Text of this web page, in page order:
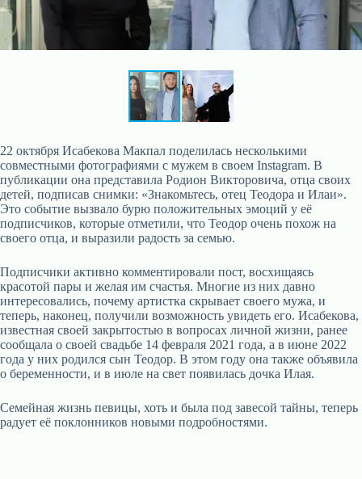
22 октября Исабекова Макпал поделилась несколькими
совместными фотографиями с мужем в своем Instagram. В
публикации она представила Родион Викторовича, отца своих
детей, подписав снимки: «Знакомьтесь, отец Теодора и Илаи».
Это событие вызвало бурю положительных эмоций у её
подписчиков, которые отметили, что Теодор очень похож на
своего отца, и выразили радость за семью.
Подписчики активно комментировали пост, восхищаясь
красотой пары и желая им счастья. Многие из них давно
интересовались, почему артистка скрывает своего мужа, и
теперь, наконец, получили возможность увидеть его. Исабекова,
известная своей закрытостью в вопросах личной жизни, ранее
сообщала о своей свадьбе 14 февраля 2021 года, а в июне 2022
года у них родился сын Теодор. В этом году она также объявила
о беременности, и в июле на свет появилась дочка Илая.
Семейная жизнь певицы, хоть и была под завесой тайны, теперь
радует её поклонников новыми подробностями.